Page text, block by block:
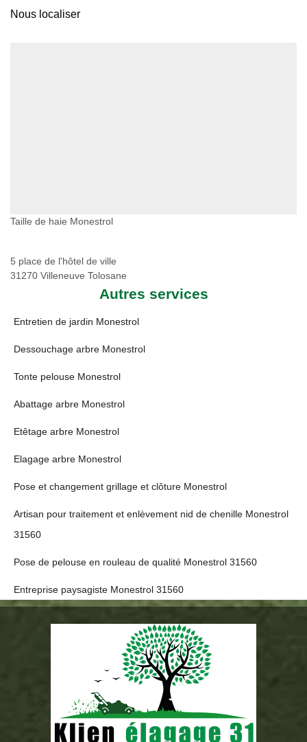
Nous localiser
Taille de haie Monestrol
5 place de l'hôtel de ville
31270 Villeneuve Tolosane
Autres services
Entretien de jardin Monestrol
Dessouchage arbre Monestrol
Tonte pelouse Monestrol
Abattage arbre Monestrol
Etêtage arbre Monestrol
Elagage arbre Monestrol
Pose et changement grillage et clôture Monestrol
Artisan pour traitement et enlèvement nid de chenille Monestrol
31560
Pose de pelouse en rouleau de qualité Monestrol 31560
Entreprise paysagiste Monestrol 31560